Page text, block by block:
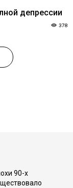
депрессии
378
90-х